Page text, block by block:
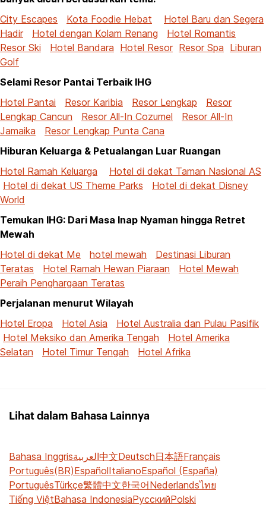
City Escapes
Kota Foodie Hebat
Hotel Baru dan Segera
Hadir
Hotel dengan Kolam Renang
Hotel Romantis
Resor Ski
Hotel Bandara Hotel Resor Resor Spa Liburan
Golf
Selami Resor Pantai Terbaik IHG
Hotel Pantai
Resor Karibia Resor Lengkap
Resor
Lengkap Cancun
Resor All-In Cozumel
Resor All-In
Jamaika
Resor Lengkap Punta Cana
Hiburan Keluarga & Petualangan Luar Ruangan
Hotel Ramah Keluarga
Hotel di dekat Taman Nasional AS
Hotel di dekat US Theme Parks
Hotel di dekat Disney
World
Temukan IHG: Dari Masa Inap Nyaman hingga Retret
Mewah
Hotel di dekat Me
hotel mewah
Destinasi Liburan
Teratas
Hotel Ramah Hewan Piaraan
Hotel Mewah
Peraih Penghargaan Teratas
Perjalanan menurut Wilayah
Hotel Eropa
Hotel Asia
Hotel Australia dan Pulau Pasifik
Hotel Meksiko dan Amerika Tengah
Hotel Amerika
Selatan
Hotel Timur Tengah Hotel Afrika
Lihat dalam Bahasa Lainnya
Bahasa Inggrisالعربية中文Deutsch日本語Français
Português(BR)EspañolItalianoEspañol (España)
PortuguêsTürkçe繁體中文한국어Nederlandsไทย
Tiếng ViệtBahasa IndonesiaРусскийPolski